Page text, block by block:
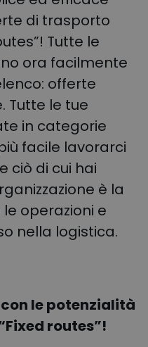
di trasporto
Tutte le
ora facilmente
offerte
Tutte le tue
in categorie
facile lavorarci
ciò di cui hai
è la
operazioni e
nella logistica.
le potenzialità
routes”!